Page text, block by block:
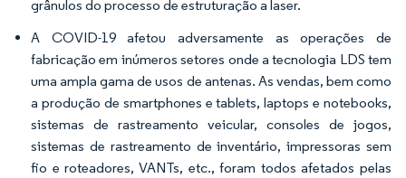
grânulos do processo de estruturação a laser.
A COVID-19 afetou adversamente as operações de
fabricação em inúmeros setores onde a tecnologia LDS tem
uma ampla gama de usos de antenas. As vendas, bem como
a produção de smartphones e tablets, laptops e notebooks,
sistemas de rastreamento veicular, consoles de jogos,
sistemas de rastreamento de inventário, impressoras sem
fio e roteadores, VANTs, etc., foram todos afetados pelas